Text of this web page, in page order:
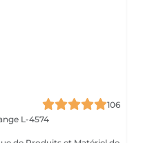
106
L-4574